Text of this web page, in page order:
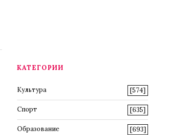
КАТЕГОРИИ
Культура [574]
Спорт [635]
Образование [693]